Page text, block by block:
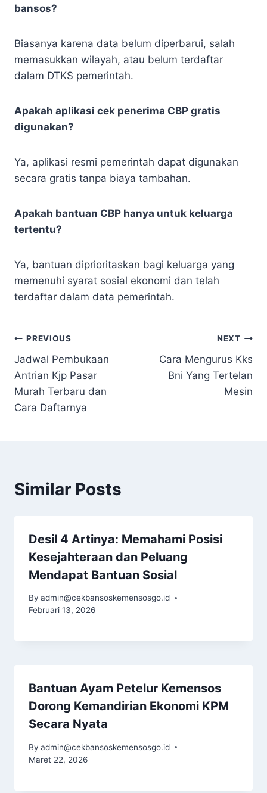
bansos?
Biasanya karena data belum diperbarui, salah
memasukkan wilayah, atau belum terdaftar
dalam DTKS pemerintah.
Apakah aplikasi cek penerima CBP gratis
digunakan?
Ya, aplikasi resmi pemerintah dapat digunakan
secara gratis tanpa biaya tambahan.
Apakah bantuan CBP hanya untuk keluarga
tertentu?
Ya, bantuan diprioritaskan bagi keluarga yang
memenuhi syarat sosial ekonomi dan telah
terdaftar dalam data pemerintah.
Navigasi
pos
PREVIOUS
Jadwal Pembukaan
Antrian Kjp Pasar
Murah Terbaru dan
Cara Daftarnya
NEXT
Cara Mengurus Kks
Bni Yang Tertelan
Mesin
Similar Posts
Desil 4 Artinya: Memahami Posisi
Kesejahteraan dan Peluang
Mendapat Bantuan Sosial
By admin@cekbansoskemensosgo.id
Februari 13, 2026
Bantuan Ayam Petelur Kemensos
Dorong Kemandirian Ekonomi KPM
Secara Nyata
By admin@cekbansoskemensosgo.id
Maret 22, 2026